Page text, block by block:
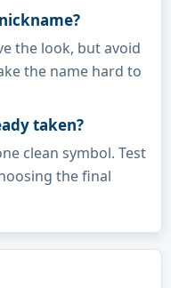
the look, but avoid
the name hard to
taken?
clean symbol. Test
the final